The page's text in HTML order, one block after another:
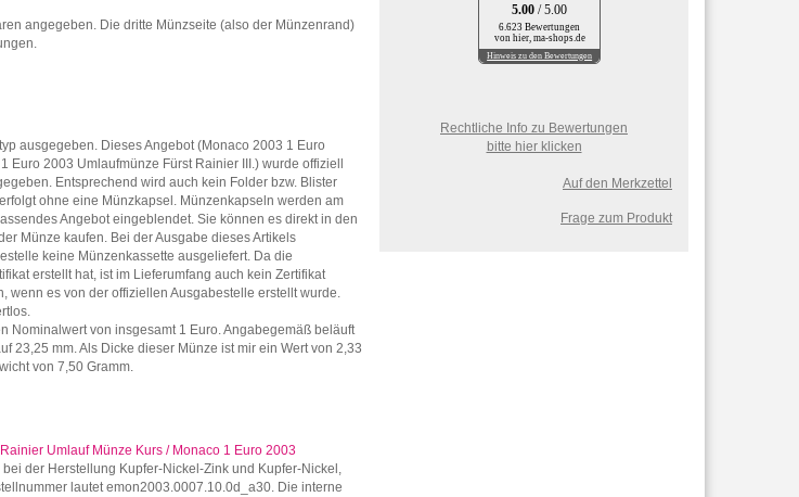
angegeben. Die dritte Münzseite (also der Münzenrand)
ausgegeben. Dieses Angebot (Monaco 2003 1 Euro
Euro 2003 Umlaufmünze Fürst Rainier III.) wurde offiziell
Entsprechend wird auch kein Folder bzw. Blister
ohne eine Münzkapsel. Münzenkapseln werden am
Angebot eingeblendet. Sie können es direkt in den
Münze kaufen. Bei der Ausgabe dieses Artikels
keine Münzenkassette ausgeliefert. Da die
erstellt hat, ist im Lieferumfang auch kein Zertifikat
wenn es von der offiziellen Ausgabestelle erstellt wurde.
Nominalwert von insgesamt 1 Euro. Angabegemäß beläuft
23,25 mm. Als Dicke dieser Münze ist mir ein Wert von 2,33
von 7,50 Gramm.
Umlauf Münze Kurs / Monaco 1 Euro 2003
bei der Herstellung Kupfer-Nickel-Zink und Kupfer-Nickel,
lautet emon2003.0007.10.0d_a30. Die interne
5.00/ 5.00
6.623 Bewertungen
von hier, ma-shops.de
Hinweis zu den Bewertungen
Rechtliche Info zu Bewertungen
bitte hier klicken
Auf den Merkzettel
Frage zum Produkt